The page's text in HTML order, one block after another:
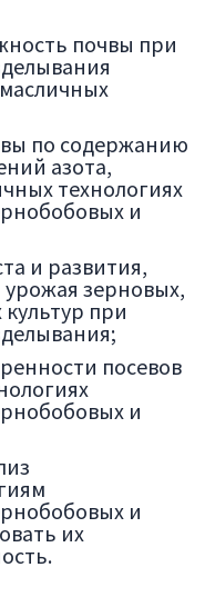
почвы при
по содержанию
азота,
технологиях
и
и развития,
зерновых,
при
посевов
и
и
их